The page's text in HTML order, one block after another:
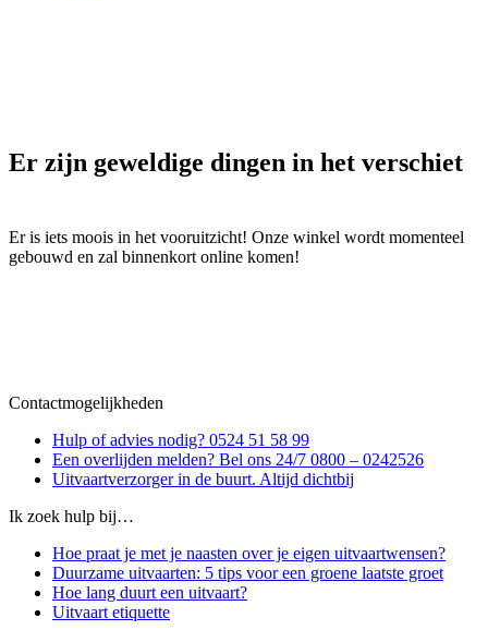
Er zijn geweldige dingen in het verschiet
Er is iets moois in het vooruitzicht! Onze winkel wordt momenteel
gebouwd en zal binnenkort online komen!
Contactmogelijkheden
Hulp of advies nodig? 0524 51 58 99
Een overlijden melden? Bel ons 24/7 0800 – 0242526
Uitvaartverzorger in de buurt. Altijd dichtbij
Ik zoek hulp bij…
Hoe praat je met je naasten over je eigen uitvaartwensen?
Duurzame uitvaarten: 5 tips voor een groene laatste groet
Hoe lang duurt een uitvaart?
Uitvaart etiquette